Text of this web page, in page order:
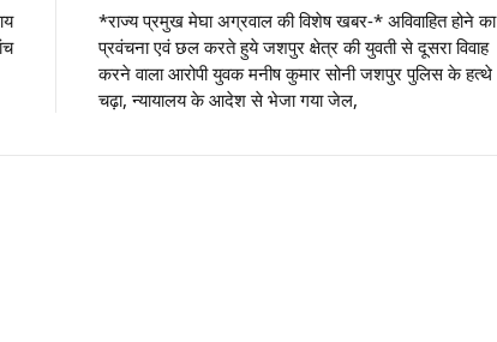
*राज्य प्रमुख मेघा अग्रवाल की विशेष खबर-* अविवाहित होने का
प्रवंचना एवं छल करते हुये जशपुर क्षेत्र की युवती से दूसरा विवाह
करने वाला आरोपी युवक मनीष कुमार सोनी जशपुर पुलिस के हत्थे
चढ़ा, न्यायालय के आदेश से भेजा गया जेल,